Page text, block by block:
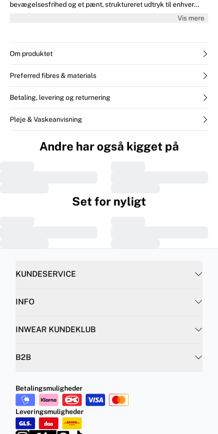
bevægelsesfrihed og et pænt, struktureret udtryk til enhver
Vis mere
Om produktet
Preferred fibres & materials
Betaling, levering og returnering
Pleje & Vaskeanvisning
Andre har også kigget på
Set for nyligt
KUNDESERVICE
INFO
INWEAR KUNDEKLUB
B2B
Betalingsmuligheder
Leveringsmuligheder